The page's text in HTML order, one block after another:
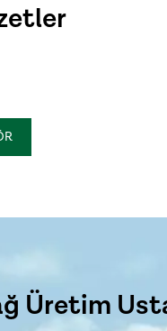
Zeytin
Üretim